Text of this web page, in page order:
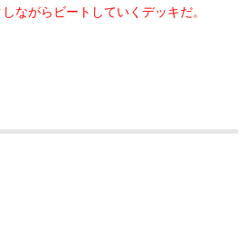
しながらビートしていくデッキだ。